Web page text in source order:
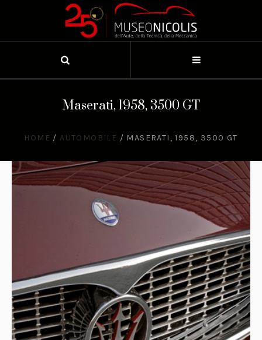
Maserati, 1958, 3500 GT
HOME / AUTOMOBILE / MASERATI, 1958, 3500 GT